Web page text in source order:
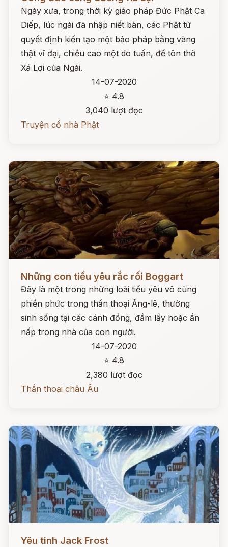
Ngày xưa, trong thời kỳ giáo pháp Đức Phật Ca
Diếp, lúc ngài đã nhập niết bàn, các Phật tử
quyết định kiến tạo một bảo pháp bằng vàng
thật vĩ đại, chiều cao một do tuần, để tôn thờ
Xá Lợi của Ngài.
14-07-2020
⭐ 4.8
3,040 lượt đọc
Truyện cổ nhà Phật
Những con tiểu yêu rắc rối Boggart
Đây là một trong những loài tiểu yêu vô cùng
phiền phức trong thần thoại Ăng-lê, thường
sinh sống tại các cánh đồng, đầm lầy hoặc ẩn
nấp trong nhà của con người.
14-07-2020
⭐ 4.8
2,380 lượt đọc
Thần thoại châu Âu
Yêu tinh Jack Frost